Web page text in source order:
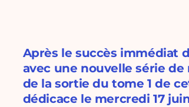
Après le succès immédiat
avec une nouvelle série de
de la sortie du tome 1 de
dédicace le mercredi 17